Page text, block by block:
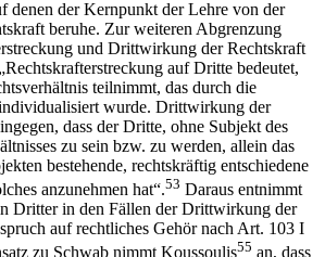
denen der Kernpunkt der Lehre von der
beruhe. Zur weiteren Abgrenzung
und Drittwirkung der Rechtskraft
auf Dritte bedeutet,
teilnimmt, das durch die
wurde. Drittwirkung der
dass der Dritte, ohne Subjekt des
zu sein bzw. zu werden, allein das
bestehende, rechtskräftig entschiedene
anzunehmen hat“.53 Daraus entnimmt
Dritter in den Fällen der Drittwirkung der
auf rechtliches Gehör nach Art. 103 I
zu Schwab nimmtKoussoulis55 an, dass